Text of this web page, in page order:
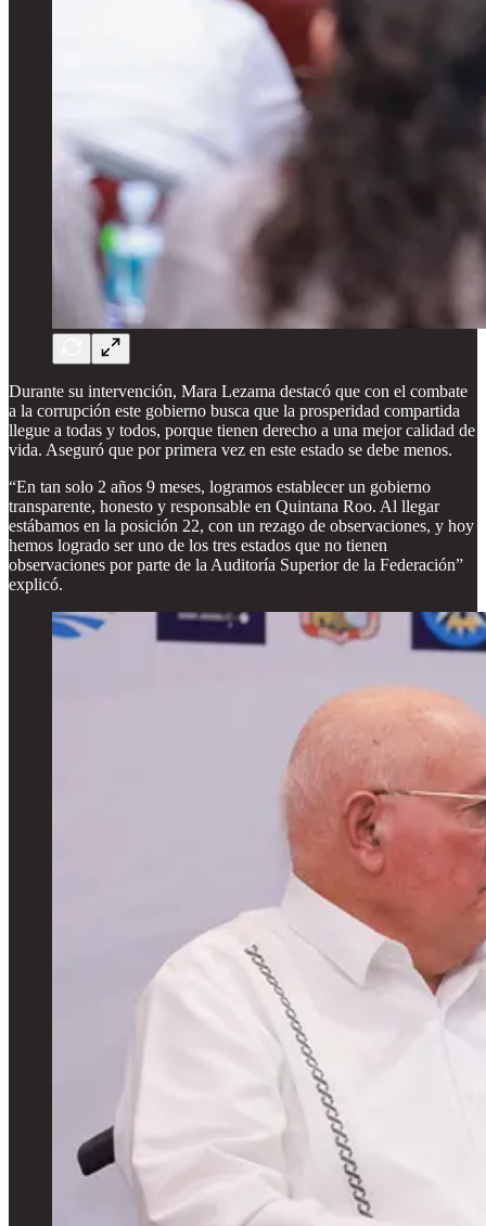
Durante su intervención, Mara Lezama destacó que con el combate
a la corrupción este gobierno busca que la prosperidad compartida
llegue a todas y todos, porque tienen derecho a una mejor calidad de
vida. Aseguró que por primera vez en este estado se debe menos.
“En tan solo 2 años 9 meses, logramos establecer un gobierno
transparente, honesto y responsable en Quintana Roo. Al llegar
estábamos en la posición 22, con un rezago de observaciones, y hoy
hemos logrado ser uno de los tres estados que no tienen
observaciones por parte de la Auditoría Superior de la Federación”
explicó.